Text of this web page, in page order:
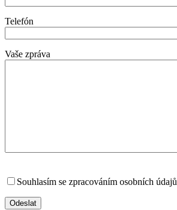
Telefón
Vaše zpráva
Souhlasím se zpracováním osobních údajů